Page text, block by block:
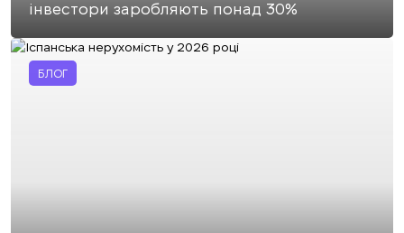
інвестори заробляють понад 30%
БЛОГ